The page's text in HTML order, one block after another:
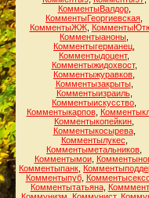
КомментыВалдор,
КомментыГеоргиевская
КомментыЖЖ,
Комментыаноны
Комментыгерманец
Комментыдоцент,
Комментыжидохвост,
Комментыжуравков
Комментызакрыты,
Комментыизраиль,
Комментыискусство
Комментыкарпов,
Комментыкопейкин
Комментыкосырева,
Комментылукес
Комментыметальников
Комментымои,
Комментыпанк
Комментыпуб,
Комментытатьяна,